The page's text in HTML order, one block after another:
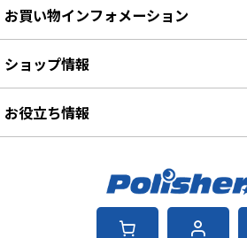
お買い物インフォメーション
ショップ情報
お役立ち情報